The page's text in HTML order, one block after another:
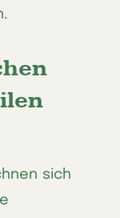
sich